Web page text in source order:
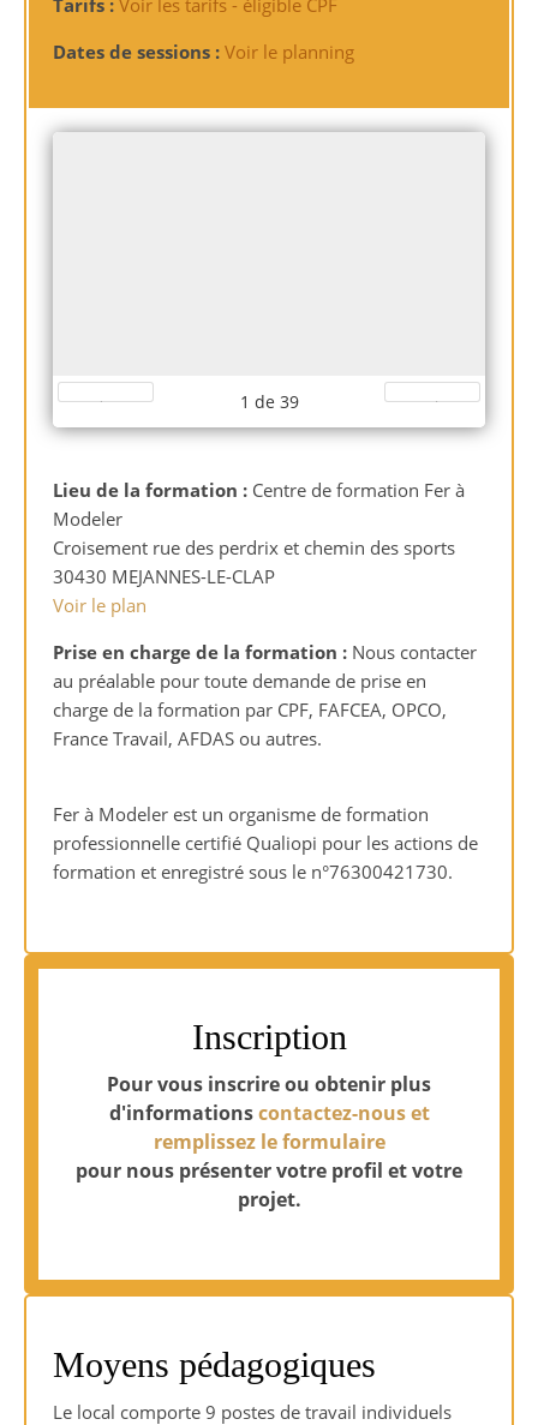
Tarifs : Voir les tarifs - éligible CPF
Dates de sessions : Voir le planning
1 de 39
Lieu de la formation : Centre de formation Fer à
Modeler
Croisement rue des perdrix et chemin des sports
30430 MEJANNES-LE-CLAP
Voir le plan
Prise en charge de la formation : Nous contacter
au préalable pour toute demande de prise en
charge de la formation par CPF, FAFCEA, OPCO,
France Travail, AFDAS ou autres.
Fer à Modeler est un organisme de formation
professionnelle certifié Qualiopi pour les actions de
formation et enregistré sous le n°76300421730.
Inscription
Pour vous inscrire ou obtenir plus
d'informationscontactez-nous et
remplissez le formulaire
pour nous présenter votre profil et votre
projet.
Moyens pédagogiques
Le local comporte 9 postes de travail individuels